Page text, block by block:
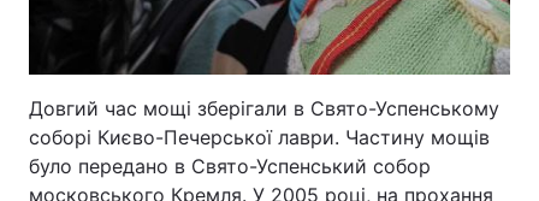
Довгий час мощі зберігали в Свято-Успенському
соборі Києво-Печерської лаври. Частину мощів
було передано в Свято-Успенський собор
московського Кремля. У 2005 році, на прохання